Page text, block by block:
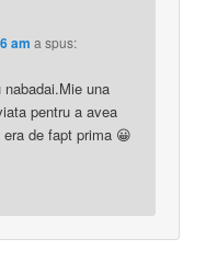
am a spus:
una
pentru a avea
de fapt prima 😀